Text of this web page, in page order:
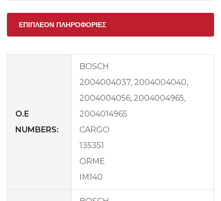
ΕΠΙΠΛΈΟΝ ΠΛΗΡΟΦΟΡΊΕΣ
O.E
NUMBERS:
BOSCH
2004004037, 2004004040,
2004004056, 2004004965,
2004014965
CARGO
135351
ORME
IM140